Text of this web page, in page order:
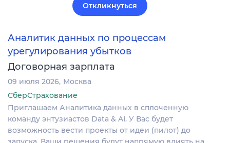
Откликнуться
Аналитик данных по процессам
урегулирования убытков
Договорная зарплата
09 июля 2026 Москва
СберСтрахование
Приглашаем Аналитика данных в сплоченную
команду энтузиастов Data & AI. У Вас будет
возможность вести проекты от идеи (пилот) до